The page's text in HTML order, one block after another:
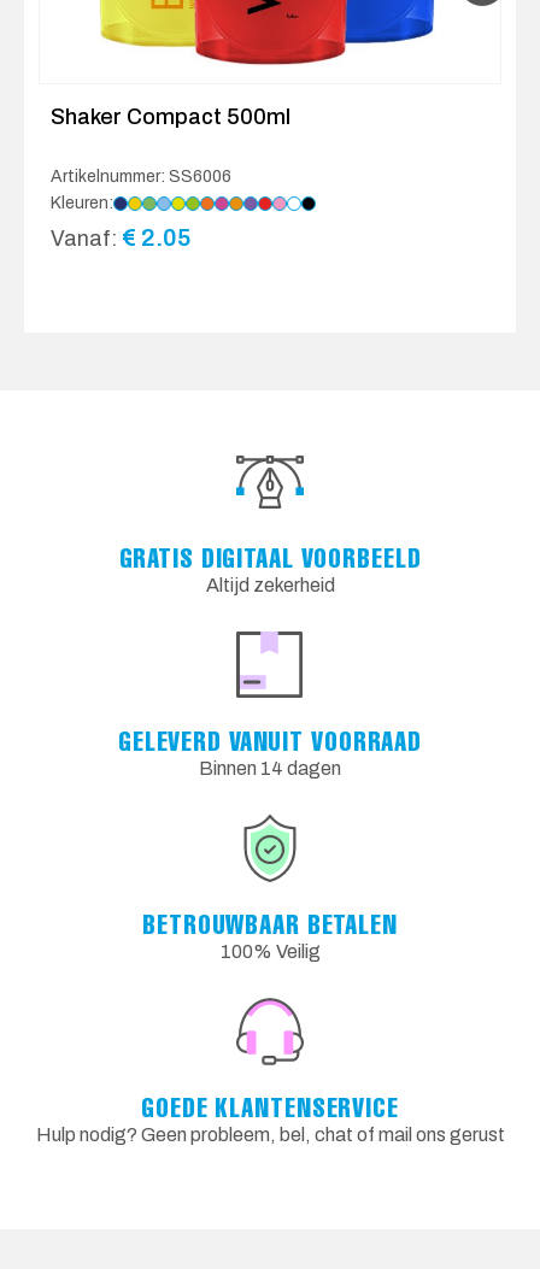
Shaker Compact 500ml
Artikelnummer: SS6006
Kleuren:
Vanaf: € 2.05
GRATIS DIGITAAL VOORBEELD
Altijd zekerheid
GELEVERD VANUIT VOORRAAD
Binnen 14 dagen
BETROUWBAAR BETALEN
100% Veilig
GOEDE KLANTENSERVICE
Hulp nodig? Geen probleem, bel, chat of mail ons gerust